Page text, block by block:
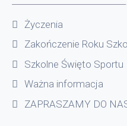
Życzenia
Zakończenie Roku
Szkolne Święto Sportu
Ważna informacja
ZAPRASZAMY DO